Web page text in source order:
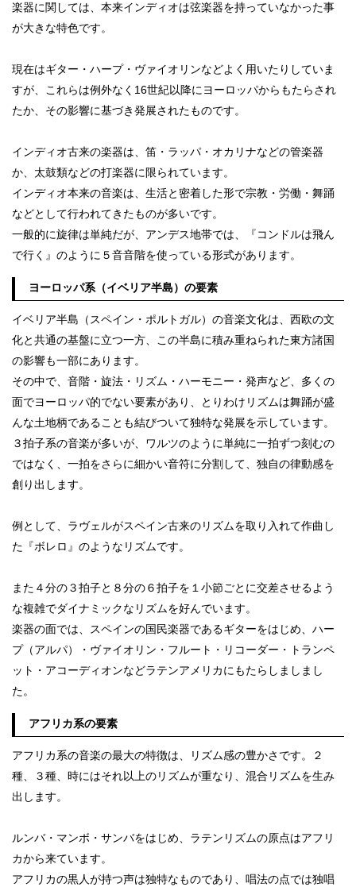
楽器に関しては、本来インディオは弦楽器を持っていなかった事
が大きな特色です。
現在はギター・ハープ・ヴァイオリンなどよく用いたりしていま
すが、これらは例外なく16世紀以降にヨーロッパからもたらされ
たか、その影響に基づき発展されたものです。
インディオ古来の楽器は、笛・ラッパ・オカリナなどの管楽器
か、太鼓類などの打楽器に限られています。
インディオ本来の音楽は、生活と密着した形で宗教・労働・舞踊
などとして行われてきたものが多いです。
一般的に旋律は単純だが、アンデス地帯では、『コンドルは飛ん
で行く』のように５音音階を使っている形式があります。
ヨーロッパ系（イベリア半島）の要素
イベリア半島（スペイン・ポルトガル）の音楽文化は、西欧の文
化と共通の基盤に立つ一方、この半島に積み重ねられた東方諸国
の影響も一部にあります。
その中で、音階・旋法・リズム・ハーモニー・発声など、多くの
面でヨーロッパ的でない要素があり、とりわけリズムは舞踊が盛
んな土地柄であることも結びついて独特な発展を示しています。
３拍子系の音楽が多いが、ワルツのように単純に一拍ずつ刻むの
ではなく、一拍をさらに細かい音符に分割して、独自の律動感を
創り出します。
例として、ラヴェルがスペイン古来のリズムを取り入れて作曲し
た『ボレロ』のようなリズムです。
また４分の３拍子と８分の６拍子を１小節ごとに交差させるよう
な複雑でダイナミックなリズムを好んでいます。
楽器の面では、スペインの国民楽器であるギターをはじめ、ハー
プ（アルパ）・ヴァイオリン・フルート・リコーダー・トランペ
ット・アコーディオンなどラテンアメリカにもたらしましまし
た。
アフリカ系の要素
アフリカ系の音楽の最大の特徴は、リズム感の豊かさです。２
種、３種、時にはそれ以上のリズムが重なり、混合リズムを生み
出します。
ルンバ・マンボ・サンバをはじめ、ラテンリズムの原点はアフリ
カから来ています。
アフリカの黒人が持つ声は独特なものであり、唱法の点では独唱